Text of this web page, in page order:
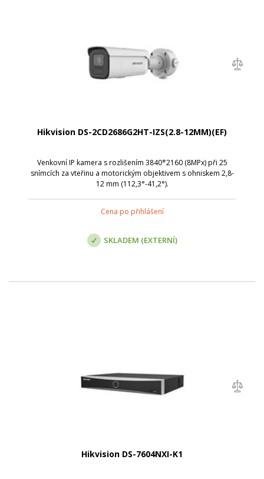
Hikvision DS-2CD2686G2HT-IZS(2.8-12MM)(EF)
Venkovní IP kamera s rozlišením 3840*2160 (8MPx) při 25
snímcích za vteřinu a motorickým objektivem s ohniskem 2,8-
12 mm (112,3°-41,2°).
Cena po přihlášení
SKLADEM (EXTERNÍ)
Hikvision DS-7604NXI-K1